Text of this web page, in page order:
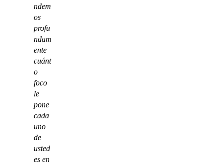
ndem
os
profu
ndam
ente
cuánt
o
foco
le
pone
cada
uno
de
usted
es en